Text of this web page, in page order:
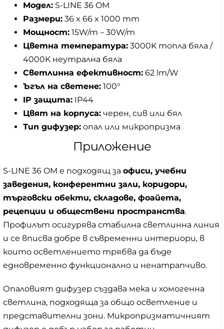
Модел: S-LINE 36 OM
Размери: 36 x 66 x 1000 mm
Мощност: 15W/m – 30W/m
Цветна температура: 3000K топла бяла /
4000K неутрална бяла
Светлинна ефективност: 62 lm/W
Ъгъл на светене: 100°
IP защита: IP44
Цвят на корпуса: черен, сив или бял
Тип дифузер: опал или микропризма
Приложение
S-LINE 36 OM е подходящ за офиси, учебни
заведения, конферентни зали, коридори,
търговски обекти, складове, фоайета,
рецепции и обществени пространства.
Профилът осигурява стабилна светлинна линия
и се вписва добре в съвременни интериори, в
които осветлението трябва да бъде
едновременно функционално и ненатрапчиво.
Опаловият дифузер създава мека и хомогенна
светлина, подходяща за общо осветление и
представителни зони. Микропризматичният